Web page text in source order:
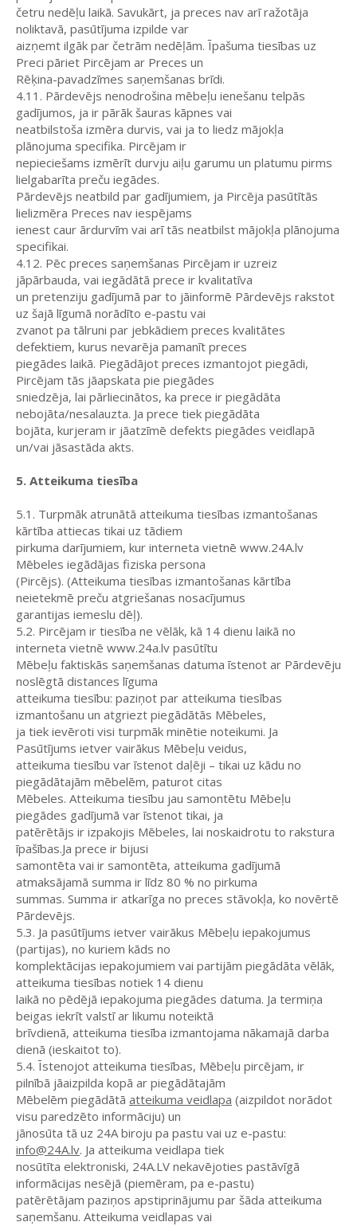
četru nedēļu laikā. Savukārt, ja preces nav arī ražotāja
noliktavā, pasūtījuma izpilde var
aizņemt ilgāk par četrām nedēļām. Īpašuma tiesības uz
Preci pāriet Pircējam ar Preces un
Rēķina-pavadzīmes saņemšanas brīdi.
4.11. Pārdevējs nenodrošina mēbeļu ienešanu telpās
gadījumos, ja ir pārāk šauras kāpnes vai
neatbilstoša izmēra durvis, vai ja to liedz mājokļa
plānojuma specifika. Pircējam ir
nepieciešams izmērīt durvju aiļu garumu un platumu pirms
lielgabarīta preču iegādes.
Pārdevējs neatbild par gadījumiem, ja Pircēja pasūtītās
lielizmēra Preces nav iespējams
ienest caur ārdurvīm vai arī tās neatbilst mājokļa plānojuma
specifikai.
4.12. Pēc preces saņemšanas Pircējam ir uzreiz
jāpārbauda, vai iegādātā prece ir kvalitatīva
un pretenziju gadījumā par to jāinformē Pārdevējs rakstot
uz šajā līgumā norādīto e-pastu vai
zvanot pa tālruni par jebkādiem preces kvalitātes
defektiem, kurus nevarēja pamanīt preces
piegādes laikā. Piegādājot preces izmantojot piegādi,
Pircējam tās jāapskata pie piegādes
sniedzēja, lai pārliecinātos, ka prece ir piegādāta
nebojāta/nesalauzta. Ja prece tiek piegādāta
bojāta, kurjeram ir jāatzīmē defekts piegādes veidlapā
un/vai jāsastāda akts.
5. Atteikuma tiesība
5.1. Turpmāk atrunātā atteikuma tiesības izmantošanas
kārtība attiecas tikai uz tādiem
pirkuma darījumiem, kur interneta vietnē www.24A.lv
Mēbeles iegādājas fiziska persona
(Pircējs). (Atteikuma tiesības izmantošanas kārtība
neietekmē preču atgriešanas nosacījumus
garantijas iemeslu dēļ).
5.2. Pircējam ir tiesība ne vēlāk, kā 14 dienu laikā no
interneta vietnē www.24a.lv pasūtītu
Mēbeļu faktiskās saņemšanas datuma īstenot ar Pārdevēju
noslēgtā distances līguma
atteikuma tiesību: paziņot par atteikuma tiesības
izmantošanu un atgriezt piegādātās Mēbeles,
ja tiek ievēroti visi turpmāk minētie noteikumi. Ja
Pasūtījums ietver vairākus Mēbeļu veidus,
atteikuma tiesību var īstenot daļēji – tikai uz kādu no
piegādātajām mēbelēm, paturot citas
Mēbeles. Atteikuma tiesību jau samontētu Mēbeļu
piegādes gadījumā var īstenot tikai, ja
patērētājs ir izpakojis Mēbeles, lai noskaidrotu to rakstura
īpašības.Ja prece ir bijusi
samontēta vai ir samontēta, atteikuma gadījumā
atmaksājamā summa ir līdz 80 % no pirkuma
summas. Summa ir atkarīga no preces stāvokļa, ko novērtē
Pārdevējs.
5.3. Ja pasūtījums ietver vairākus Mēbeļu iepakojumus
(partijas), no kuriem kāds no
komplektācijas iepakojumiem vai partijām piegādāta vēlāk,
atteikuma tiesības notiek 14 dienu
laikā no pēdējā iepakojuma piegādes datuma. Ja termiņa
beigas iekrīt valstī ar likumu noteiktā
brīvdienā, atteikuma tiesība izmantojama nākamajā darba
dienā (ieskaitot to).
5.4. Īstenojot atteikuma tiesības, Mēbeļu pircējam, ir
pilnībā jāaizpilda kopā ar piegādātajām
Mēbelēm piegādātā atteikuma veidlapa (aizpildot norādot
visu paredzēto informāciju) un
jānosūta tā uz 24A biroju pa pastu vai uz e-pastu:
info@24A.lv. Ja atteikuma veidlapa tiek
nosūtīta elektroniski, 24A.LV nekavējoties pastāvīgā
informācijas nesējā (piemēram, pa e-pastu)
patērētājam paziņos apstiprinājumu par šāda atteikuma
saņemšanu. Atteikuma veidlapas vai